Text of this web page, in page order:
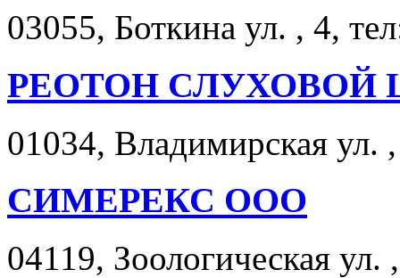
03055, Боткина ул. , 4,
РЕОТОН СЛУХОВОЙ
01034, Владимирская ул.
СИМЕРЕКС ООО
04119, Зоологическая